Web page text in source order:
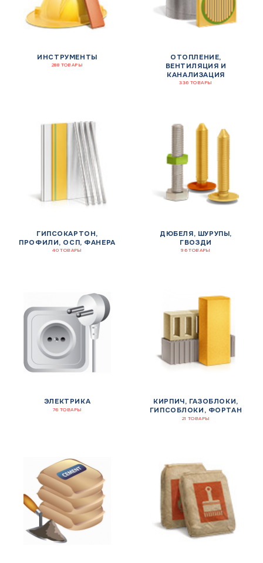
ИНСТРУМЕНТЫ
288 ТОВАРЫ
ОТОПЛЕНИЕ,
ВЕНТИЛЯЦИЯ И
КАНАЛИЗАЦИЯ
336 ТОВАРЫ
ГИПСОКАРТОН,
ПРОФИЛИ, ОСП, ФАНЕРА
40 ТОВАРЫ
ДЮБЕЛЯ, ШУРУПЫ,
ГВОЗДИ
96 ТОВАРЫ
ЭЛЕКТРИКА
76 ТОВАРЫ
КИРПИЧ, ГАЗОБЛОКИ,
ГИПСОБЛОКИ, ФОРТАН
21 ТОВАРЫ